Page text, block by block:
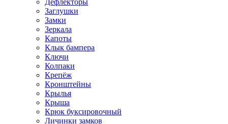
Дефлекторы
Заглушки
Замки
Зеркала
Капоты
Клык бампера
Ключи
Колпаки
Крепёж
Кронштейны
Крылья
Крыша
Крюк буксировочный
Личинки замков